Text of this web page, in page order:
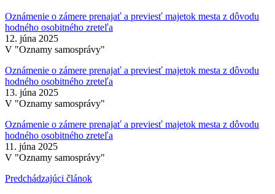
Oznámenie o zámere prenajať a previesť majetok mesta z dôvodu
hodného osobitného zreteľa
12. júna 2025
V "Oznamy samosprávy"
Oznámenie o zámere prenajať a previesť majetok mesta z dôvodu
hodného osobitného zreteľa
13. júna 2025
V "Oznamy samosprávy"
Oznámenie o zámere prenajať a previesť majetok mesta z dôvodu
hodného osobitného zreteľa
11. júna 2025
V "Oznamy samosprávy"
Predchádzajúci článok